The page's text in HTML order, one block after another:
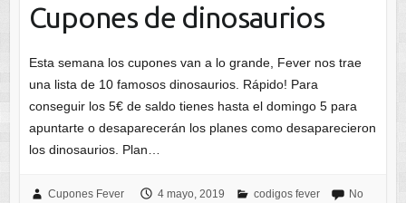
Cupones de dinosaurios
Esta semana los cupones van a lo grande, Fever nos trae
una lista de 10 famosos dinosaurios. Rápido! Para
conseguir los 5€ de saldo tienes hasta el domingo 5 para
apuntarte o desaparecerán los planes como desaparecieron
los dinosaurios. Plan…
Cupones Fever 4 mayo, 2019 codigos fever
No